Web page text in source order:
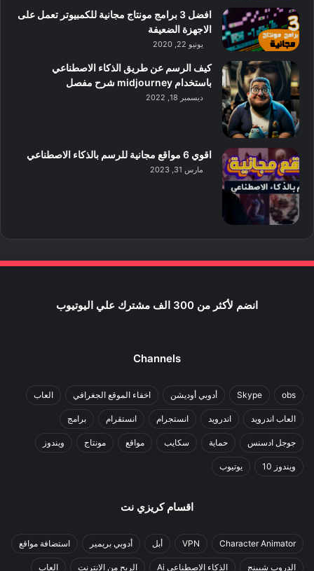
افضل 3 برامج مونتاج مجانية للكمبيوتر تعمل على
الاجهزة الضعيفة
يونيو 22, 2020
كيف الرسم عن طريق الذكاء الاصطناعي
باستخدام midjourney شرح مفصل
ديسمبر 18, 2022
اقوي 6 مواقع مجانية للرسم بالذكاء الاصطناعي
مارس 31, 2023
انضم لأكثر من 300 الف مشترك علي اليوتيوب
Channels
obs
Skype أدوبي أوديشن اخفاء الموقع الجغرافي العاب
العاب اندرويد اندرويد انستجرام انستقرام برامج
جوجل ادسنس حماية سكايب مواقع مونتاج ويندوز
ويندوز 10 يوتيوب
اقسام كريزي نت
Character Animator
VPN أبل أدوبي بريمير استضافة مواقع
الدروب شيبنج الذكاء الاصطناعي Ai الربح من الانترنت العاب